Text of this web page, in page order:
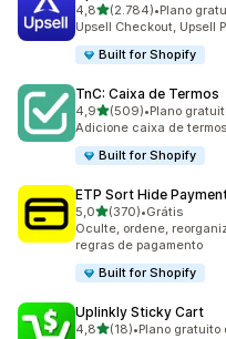
4,8de 5 estrelas
(2.784)
2784 avaliações ao todo
•Plano
Upsell Checkout, Upsell
Built for Shopify
TnC: Caixa de Termos
4,9de 5 estrelas
(509)
509 avaliações ao todo
•Plano
Adicione caixa de termos
Built for Shopify
ETP Sort Hide
5,0de 5 estrelas
(370)
370 avaliações ao todo
•Grátis
Oculte, ordene,
regras de pagamento
Built for Shopify
Uplinkly Sticky Cart
4,8de 5 estrelas
(18)
18 avaliações ao todo
•Plano gratuito